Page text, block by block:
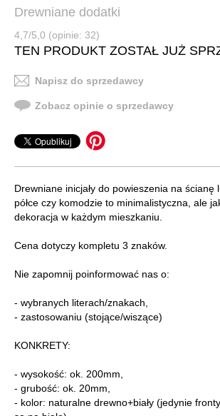
Drewniane dodatki
4,7/5,0 (opinie: 32)
TEN PRODUKT ZOSTAŁ JUŻ
Napisz do sprzedawcy
Zobacz opinie o sprzedawcy
Drewniane inicjały do powieszenia na ścianę
półce czy komodzie to minimalistyczna, ale
dekoracja w każdym mieszkaniu.
Cena dotyczy kompletu 3 znaków.
Nie zapomnij poinformować nas o:
- wybranych literach/znakach,
- zastosowaniu (stojące/wiszące)
KONKRETY:
- wysokość: ok. 200mm,
- grubość: ok. 20mm,
- kolor: naturalne drewno+biały (jedynie